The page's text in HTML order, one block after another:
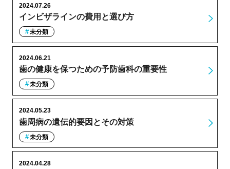
インビザラインの費用と選び方
2024.07.26
未分類
歯の健康を保つための予防歯科の重要性
2024.06.21
未分類
歯周病の遺伝的要因とその対策
2024.05.23
未分類
2024.04.28